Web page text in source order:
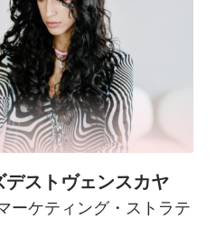
デストヴェンスカヤ
ーケティング・ストラテ